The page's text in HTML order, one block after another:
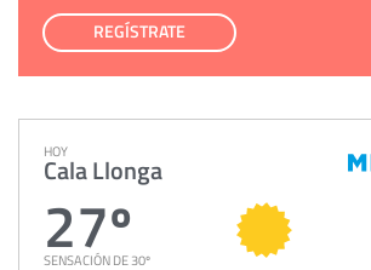
REGÍSTRATE
HOY
Cala Llonga
27º
SENSACIÓN DE 30º